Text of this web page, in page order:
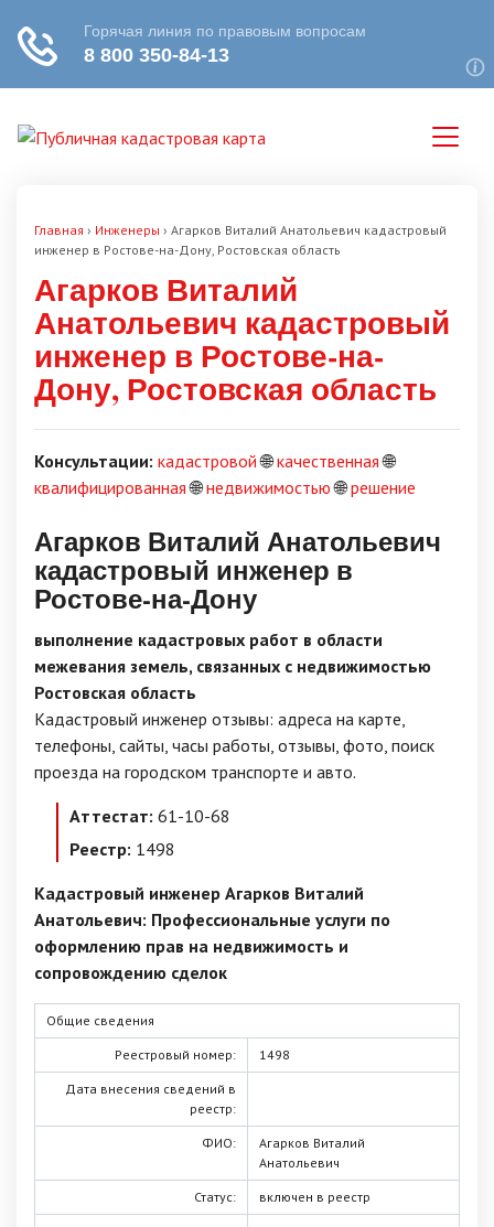
Главная › Инженеры › Агарков Виталий Анатольевич кадастровый
инженер в Ростове-на-Дону, Ростовская область
Агарков Виталий
Анатольевич кадастровый
инженер в Ростове-на-
Дону, Ростовская область
Консультации: кадастровой🌐качественная🌐
квалифицированная🌐недвижимостью🌐решение
Агарков Виталий Анатольевич
кадастровый инженер в
Ростове-на-Дону
выполнение кадастровых работ в области
межевания земель, связанных с недвижимостью
Ростовская область
Кадастровый инженер отзывы: адреса на карте,
телефоны, сайты, часы работы, отзывы, фото, поиск
проезда на городском транспорте и авто.
Аттестат: 61-10-68
Реестр: 1498
Кадастровый инженер Агарков Виталий
Анатольевич: Профессиональные услуги по
оформлению прав на недвижимость и
сопровождению сделок
Общие сведения
Реестровый номер: 1498
Дата внесения сведений в
реестр:
ФИО:
Агарков Виталий
Анатольевич
Статус: включен в реестр